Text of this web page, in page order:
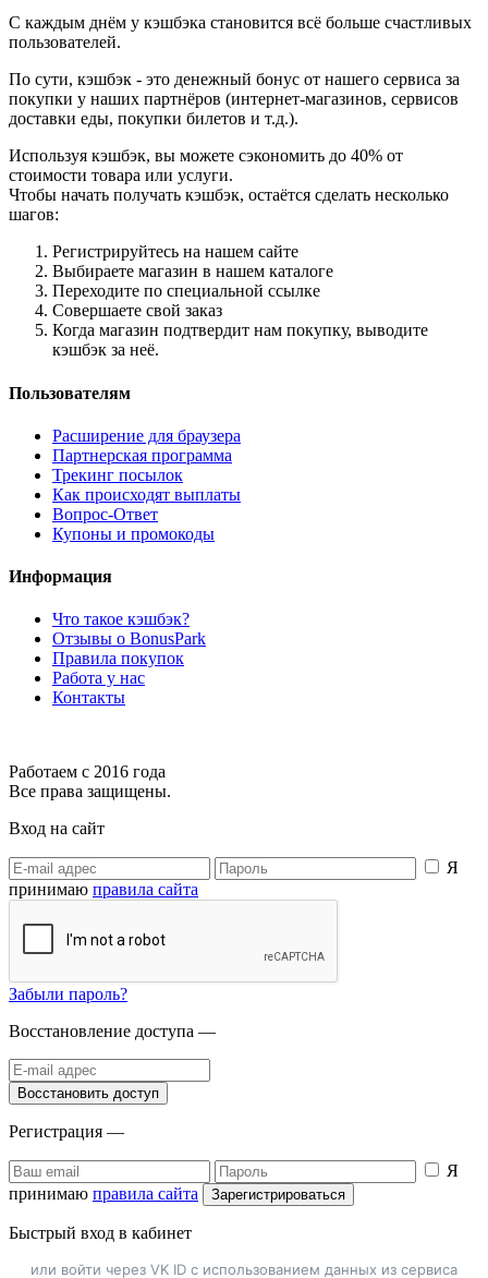
С каждым днём у кэшбэка становится всё больше счастливых
пользователей.
По сути, кэшбэк - это денежный бонус от нашего сервиса за
покупки у наших партнёров (интернет-магазинов, сервисов
доставки еды, покупки билетов и т.д.).
Используя кэшбэк, вы можете сэкономить до 40% от
стоимости товара или услуги.
Чтобы начать получать кэшбэк, остаётся сделать несколько
шагов:
Регистрируйтесь на нашем сайте
Выбираете магазин в нашем каталоге
Переходите по специальной ссылке
Совершаете свой заказ
Когда магазин подтвердит нам покупку, выводите
кэшбэк за неё.
Пользователям
Расширение для браузера
Партнерская программа
Трекинг посылок
Как происходят выплаты
Вопрос-Ответ
Купоны и промокоды
Информация
Что такое кэшбэк?
Отзывы о BonusPark
Правила покупок
Работа у нас
Контакты
Работаем с 2016 года
Все права защищены.
Вход на сайт
Я
принимаю правила сайта
Забыли пароль?
Восстановление доступа —
Регистрация —
Я
принимаю правила сайта
Быстрый вход в кабинет
или войти через VK ID с использованием данных из сервиса